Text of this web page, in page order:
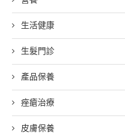
生活健康
生髮門診
產品保養
痤瘡治療
皮膚保養